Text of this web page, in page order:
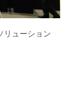
リューション